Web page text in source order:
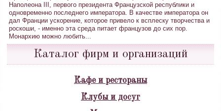
Наполеона III, первого президента Французской республики и
одновременно последнего императора. В качестве императора он
дал Франции ускорение, которое привело к всплеску творчества и
роскоши, - именно эта среда питает французов до сих пор.
Монархию можно любить...
Каталог фирм и организаций
Кафе и рестораны
Клубы и досуг